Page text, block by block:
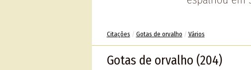
Citações / Gotas de orvalho / Vários
Gotas de orvalho (204)